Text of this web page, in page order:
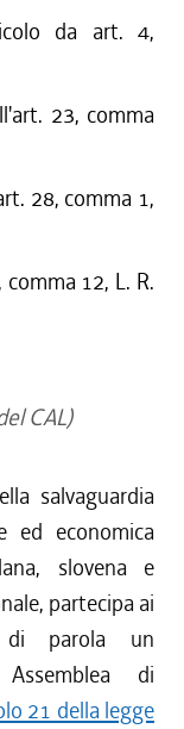
da art. 4,
23, comma
28, comma 1,
12, L. R.
CAL)
salvaguardia
ed economica
slovena e
partecipa ai
parola un
di
21 della legge